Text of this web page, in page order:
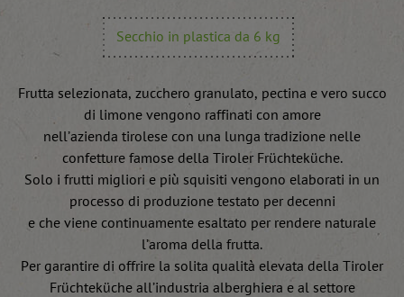
Secchio in plastica da 6 kg
Frutta selezionata, zucchero granulato, pectina e vero succo
di limone vengono raffinati con amore
nell’azienda tirolese con una lunga tradizione nelle
confetture famose della Tiroler Früchteküche.
Solo i frutti migliori e più squisiti vengono elaborati in un
processo di produzione testato per decenni
e che viene continuamente esaltato per rendere naturale
l’aroma della frutta.
Per garantire di offrire la solita qualità elevata della Tiroler
Früchteküche all’industria alberghiera e al settore